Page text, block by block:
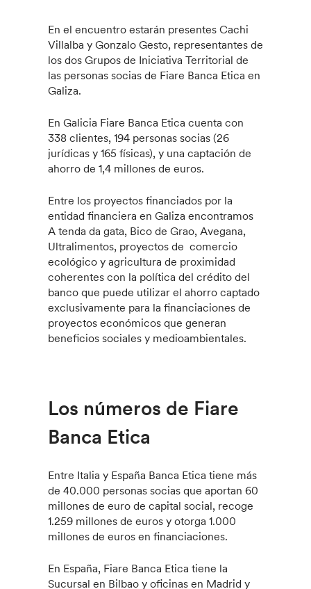
En el encuentro estarán presentes Cachi
Villalba y Gonzalo Gesto, representantes de
los dos Grupos de Iniciativa Territorial de
las personas socias de Fiare Banca Etica en
Galiza.
En Galicia Fiare Banca Etica cuenta con
338 clientes, 194 personas socias (26
jurídicas y 165 físicas), y una captación de
ahorro de 1,4 millones de euros.
Entre los proyectos financiados por la
entidad financiera en Galiza encontramos
A tenda da gata, Bico de Grao, Avegana,
Ultralimentos, proyectos de comercio
ecológico y agricultura de proximidad
coherentes con la política del crédito del
banco que puede utilizar el ahorro captado
exclusivamente para la financiaciones de
proyectos económicos que generan
beneficios sociales y medioambientales.
Los números de Fiare
Banca Etica
Entre Italia y España Banca Etica tiene más
de 40.000 personas socias que aportan 60
millones de euro de capital social, recoge
1.259 millones de euros y otorga 1.000
millones de euros en financiaciones.
En España, Fiare Banca Etica tiene la
Sucursal en Bilbao y oficinas en Madrid y